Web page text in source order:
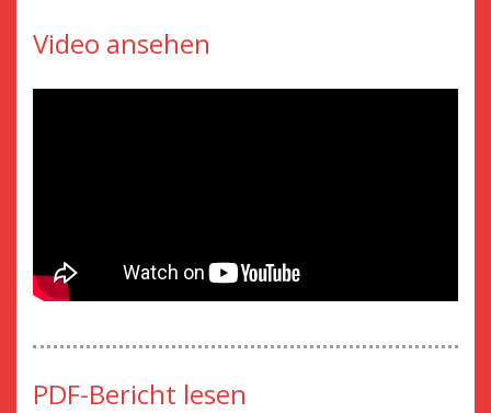
Video ansehen
PDF-Bericht lesen